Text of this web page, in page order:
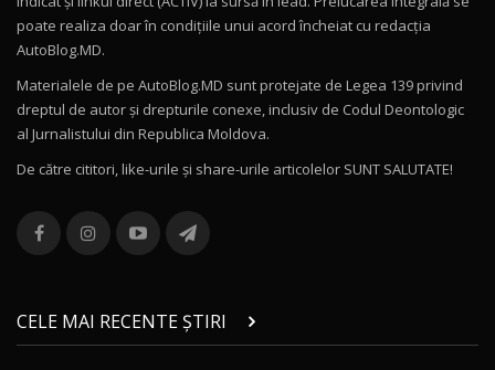
11
Noul Volvo ES90 / Test Drive AutoBlog.MD
12
Noul MG HS / Test Drive AutoBlog.MD
16:48
13
combină aventura cu luxul / AutoBlog.MD
36:08
chinez care face lumea să se întoarcă după el
/ AutoBlog.MD
17:27
poate realiza doar în condițiile unui acord încheiat cu redacţia
AutoBlog.MD.
Materialele de pe AutoBlog.MD sunt protejate de Legea 139 privind
dreptul de autor și drepturile conexe, inclusiv de Codul Deontologic
al Jurnalistului din Republica Moldova.
De către cititori, like-urile şi share-urile articolelor SUNT SALUTATE!
CELE MAI RECENTE ȘTIRI